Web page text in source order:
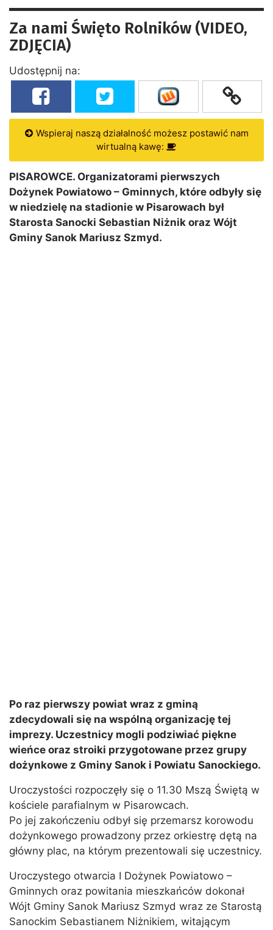
Za nami Święto Rolników (VIDEO,
ZDJĘCIA)
Udostępnij na:
Wspieraj naszą działalność możesz postawić nam
wirtualną kawę:
PISAROWCE. Organizatorami pierwszych
Dożynek Powiatowo – Gminnych, które odbyły się
w niedzielę na stadionie w Pisarowach był
Starosta Sanocki Sebastian Niżnik oraz Wójt
Gminy Sanok Mariusz Szmyd.
Po raz pierwszy powiat wraz z gminą
zdecydowali się na wspólną organizację tej
imprezy. Uczestnicy mogli podziwiać piękne
wieńce oraz stroiki przygotowane przez grupy
dożynkowe z Gminy Sanok i Powiatu Sanockiego.
Uroczystości rozpoczęły się o 11.30 Mszą Świętą w
kościele parafialnym w Pisarowcach.
Po jej zakończeniu odbył się przemarsz korowodu
dożynkowego prowadzony przez orkiestrę dętą na
główny plac, na którym prezentowali się uczestnicy.
Uroczystego otwarcia I Dożynek Powiatowo –
Gminnych oraz powitania mieszkańców dokonał
Wójt Gminy Sanok Mariusz Szmyd wraz ze Starostą
Sanockim Sebastianem Niżnikiem, witającym